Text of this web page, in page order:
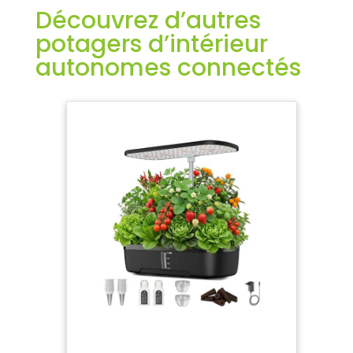
Découvrez d’autres
potagers d’intérieur
autonomes connectés